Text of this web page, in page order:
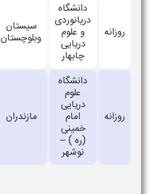
روزانه
دانشگاه
دريانوردی
و علوم
دريايی
چابهار
سيستان
وبلوچستان
روزانه
دانشگاه
علوم
دريايی
امام
خمينی
(ره ) –
نوشهر
مازندران